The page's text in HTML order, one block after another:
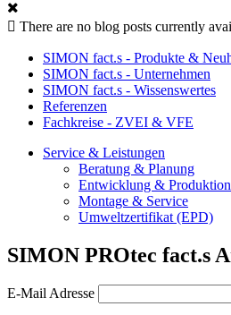
There are no blog posts currently
SIMON fact.s - Produkte &
SIMON fact.s - Unternehmen
SIMON fact.s - Wissenswertes
Referenzen
Fachkreise - ZVEI & VFE
Service & Leistungen
Beratung & Planung
Entwicklung & Produktion
Montage & Service
Umweltzertifikat (EPD)
SIMON PROtec fact.s
E-Mail Adresse